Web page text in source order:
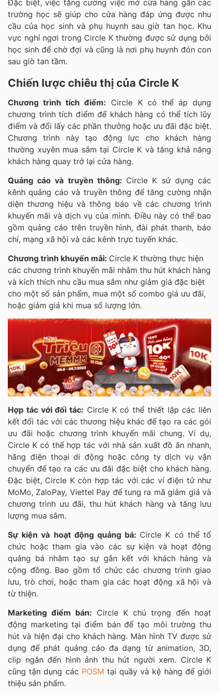
Đặc biệt, việc tăng cường việc mở cửa hàng gần các
trường học sẽ giúp cho cửa hàng đáp ứng được nhu
cầu của học sinh và phụ huynh sau giờ tan học. Khu
vực nghỉ ngơi trong Circle K thường được sử dụng bởi
học sinh để chờ đợi và cũng là nơi phụ huynh đón con
sau giờ tan tầm.
Chiến lược chiêu thị của Circle K
Chương trình tích điểm: Circle K có thể áp dụng
chương trình tích điểm để khách hàng có thể tích lũy
điểm và đổi lấy các phần thưởng hoặc ưu đãi đặc biệt.
Chương trình này tạo động lực cho khách hàng
thường xuyên mua sắm tại Circle K và tăng khả năng
khách hàng quay trở lại cửa hàng.
Quảng cáo và truyền thông: Circle K sử dụng các
kênh quảng cáo và truyền thông để tăng cường nhận
diện thương hiệu và thông báo về các chương trình
khuyến mãi và dịch vụ của mình. Điều này có thể bao
gồm quảng cáo trên truyền hình, đài phát thanh, báo
chí, mạng xã hội và các kênh trực tuyến khác.
Chương trình khuyến mãi: Circle K thường thực hiện
các chương trình khuyến mãi nhằm thu hút khách hàng
và kích thích nhu cầu mua sắm như giảm giá đặc biệt
cho một số sản phẩm, mua một số combo giá ưu đãi,
hoặc giảm giá khi mua số lượng lớn.
Hợp tác với đối tác: Circle K có thể thiết lập các liên
kết đối tác với các thương hiệu khác để tạo ra các gói
ưu đãi hoặc chương trình khuyến mãi chung. Ví dụ,
Circle K có thể hợp tác với nhà sản xuất đồ ăn nhanh,
hãng điện thoại di động hoặc công ty dịch vụ vận
chuyển để tạo ra các ưu đãi đặc biệt cho khách hàng.
Đặc biệt, Circle K còn hợp tác với các ví điện tử như
MoMo, ZaloPay, Viettel Pay để tung ra mã giảm giá và
chương trình ưu đãi, thu hút khách hàng và tăng lưu
lượng mua sắm.
Sự kiện và hoạt động quảng bá: Circle K có thể tổ
chức hoặc tham gia vào các sự kiện và hoạt động
quảng bá nhằm tạo sự gắn kết với khách hàng và
cộng đồng. Bao gồm tổ chức các chương trình giao
lưu, trò chơi, hoặc tham gia các hoạt động xã hội và
từ thiện.
Marketing điểm bán: Circle K chú trọng đến hoạt
động marketing tại điểm bán để tạo môi trường thu
hút và hiện đại cho khách hàng. Màn hình TV được sử
dụng để phát quảng cáo đa dạng từ animation, 3D,
clip ngắn đến hình ảnh thu hút người xem. Circle K
cũng tận dụng các POSM tại quầy và kệ hàng để giới
thiệu sản phẩm.